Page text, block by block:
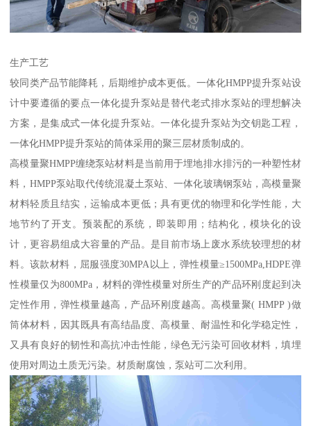
生产工艺
较同类产品节能降耗，后期维护成本更低。一体化HMPP提升泵站设
计中要遵循的要点一体化提升泵站是替代老式排水泵站的理想解决
方案，是集成式一体化提升泵站。一体化提升泵站为交钥匙工程，
一体化HMPP提升泵站的筒体采用的聚三层材质制成的。
高模量聚HMPP缠绕泵站材料是当前用于埋地排水排污的一种塑性材
料，HMPP泵站取代传统混凝土泵站、一体化玻璃钢泵站，高模量聚
材料轻质且结实，运输成本更低；具有更优的物理和化学性能，大
地节约了开支。预装配的系统，即装即用；结构化，模块化的设
计，更容易组成大容量的产品。是目前市场上废水系统较理想的材
料。该款材料，屈服强度30MPA以上，弹性模量≥1500MPa,HDPE弹
性模量仅为800MPa，材料的弹性模量对所生产的产品环刚度起到决
定性作用，弹性模量越高，产品环刚度越高。高模量聚( HMPP )做
筒体材料，因其既具有高结晶度、高模量、耐温性和化学稳定性，
又具有良好的韧性和高抗冲击性能，绿色无污染可回收材料，填埋
使用对周边土质无污染。材质耐腐蚀，泵站可二次利用。